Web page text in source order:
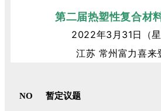
第二届热塑性复合材
2022年3月31日（星
江苏 常州富力喜来
NO 暂定议题